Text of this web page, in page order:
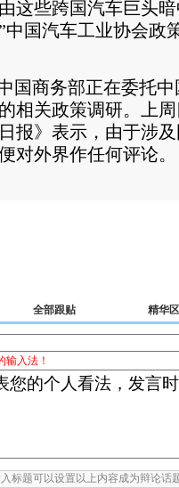
这些跨国汽车巨头
中国汽车工业协会政
商务部正在委托中
相关政策调研。上
报》表示，由于涉
对外界作任何评论。
全部跟贴 精华区
输入法！